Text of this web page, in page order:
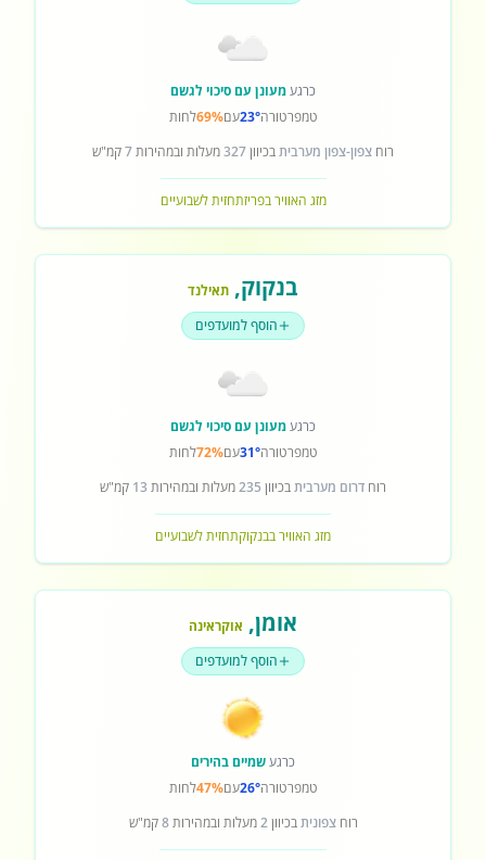
כרגעמעונן עם סיכוי לגשם
טמפרטורה23°עם69%לחות
רוח צפון-צפון מערביתבכיוון327מעלות ובמהירות7קמ"ש
מזג האוויר בפריזתחזית לשבועיים
בנקוק, תאילנד
הוסף למועדפים
כרגעמעונן עם סיכוי לגשם
טמפרטורה31°עם72%לחות
רוח דרום מערביתבכיוון 235מעלות ובמהירות 13 קמ"ש
מזג האוויר בבנקוקתחזית לשבועיים
אומן, אוקראינה
הוסף למועדפים
כרגעשמיים בהירים
טמפרטורה26°עם47%לחות
רוחצפוניתבכיוון2מעלות ובמהירות8קמ"ש